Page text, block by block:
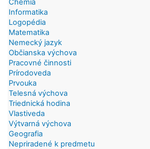
Informatika
Logopédia
Matematika
Nemecký jazyk
Občianska výchova
Pracovné činnosti
Prírodoveda
Prvouka
Telesná výchova
Triednická hodina
Vlastiveda
Výtvarná výchova
Geografia
Nepriradené k predmetu